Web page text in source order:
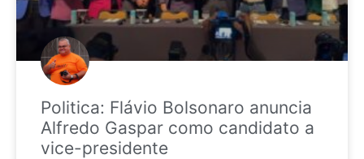
Politica: Flávio Bolsonaro anuncia
Alfredo Gaspar como candidato a
vice-presidente